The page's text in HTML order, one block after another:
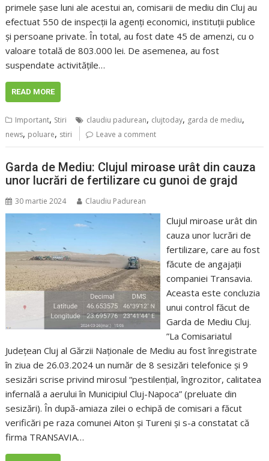
primele șase luni ale acestui an, comisarii de mediu din Cluj au
efectuat 550 de inspecții la agenți economici, instituții publice
și persoane private. În total, au fost date 45 de amenzi, cu o
valoare totală de 803.000 lei. De asemenea, au fost
suspendate activitățile…
READ MORE
Important, Stiri claudiu padurean, clujtoday, garda de mediu,
news, poluare, stiri Leave a comment
Garda de Mediu: Clujul miroase urât din cauza
unor lucrări de fertilizare cu gunoi de grajd
30 martie 2024 Claudiu Padurean
Clujul miroase urât din
cauza unor lucrări de
fertilizare, care au fost
făcute de angajații
companiei Transavia.
Aceasta este concluzia
unui control făcut de
Garda de Mediu Cluj.
”La Comisariatul
Județean Cluj al Gărzii Naționale de Mediu au fost înregistrate
în ziua de 26.03.2024 un număr de 8 sesizări telefonice și 9
sesizări scrise privind mirosul “pestilențial, îngrozitor, calitatea
infernală a aerului în Municipiul Cluj-Napoca” (preluate din
sesizări). În după-amiaza zilei o echipă de comisari a făcut
verificări pe raza comunei Aiton și Tureni și s-a constatat că
firma TRANSAVIA…